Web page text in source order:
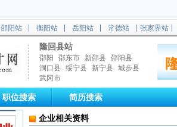
邵阳站 衡阳站 岳阳站 常德站 张家界站
隆回县站
邵阳 邵东市 新邵县 邵阳县
洞口县 绥宁县 新宁县 城步县
武冈市
职位搜索 简历搜索
企业相关资料